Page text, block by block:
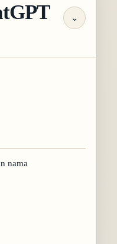
⌄
nama